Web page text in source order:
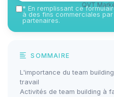
QVT
* En remplissant ce
à des fins commerciales
partenaires.
SOMMAIRE
L'importance du team
travail
Activités de team building à